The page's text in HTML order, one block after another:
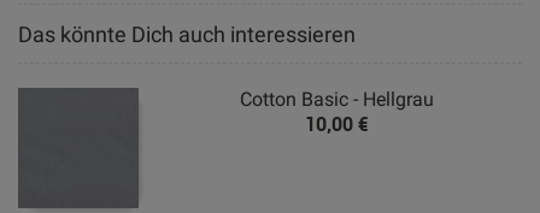
Das könnte Dich auch interessieren
Cotton Basic - Hellgrau
10,00 €